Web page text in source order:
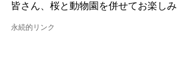
皆さん、桜と動物園を併せてお楽し
永続的リンク